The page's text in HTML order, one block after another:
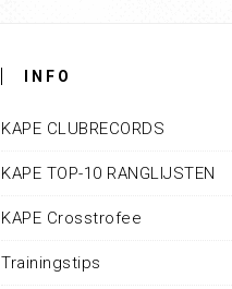
INFO
KAPE CLUBRECORDS
KAPE TOP-10 RANGLIJSTEN
KAPE Crosstrofee
Trainingstips